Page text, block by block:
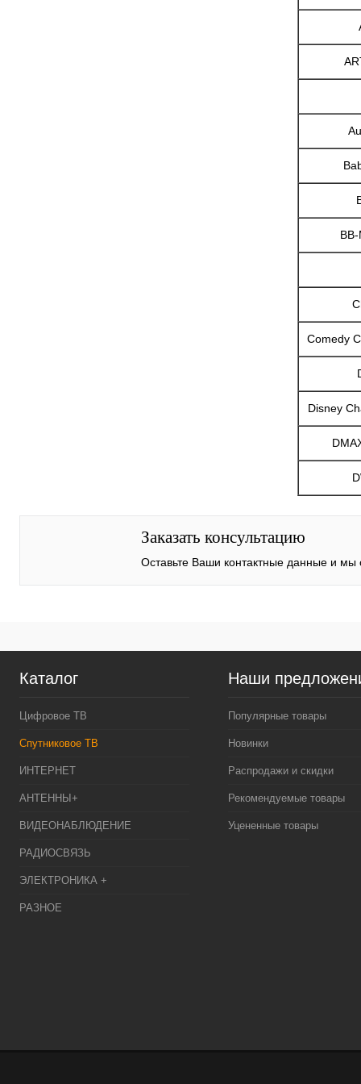
Comedy
Disney
Заказать консультацию
Оставьте Ваши контактные данные и
Каталог
Цифровое ТВ
Спутниковое ТВ
ИНТЕРНЕТ
АНТЕННЫ+
ВИДЕОНАБЛЮДЕНИЕ
РАДИОСВЯЗЬ
ЭЛЕКТРОНИКА +
РАЗНОЕ
Наши
Популярные товары
Новинки
Распродажи и скидки
Рекомендуемые товары
Уцененные товары